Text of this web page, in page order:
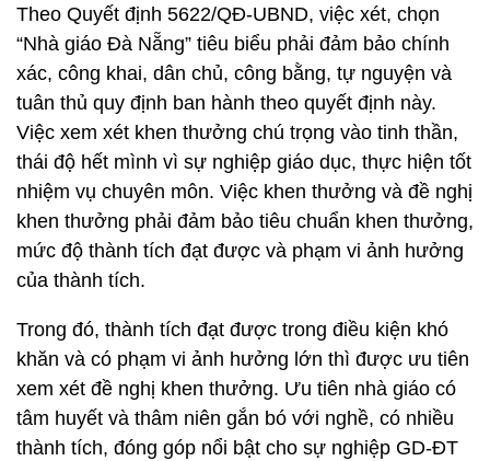
Theo Quyết định 5622/QĐ-UBND, việc xét, chọn
“Nhà giáo Đà Nẵng” tiêu biểu phải đảm bảo chính
xác, công khai, dân chủ, công bằng, tự nguyện và
tuân thủ quy định ban hành theo quyết định này.
Việc xem xét khen thưởng chú trọng vào tinh thần,
thái độ hết mình vì sự nghiệp giáo dục, thực hiện tốt
nhiệm vụ chuyên môn. Việc khen thưởng và đề nghị
khen thưởng phải đảm bảo tiêu chuẩn khen thưởng,
mức độ thành tích đạt được và phạm vi ảnh hưởng
của thành tích.
Trong đó, thành tích đạt được trong điều kiện khó
khăn và có phạm vi ảnh hưởng lớn thì được ưu tiên
xem xét đề nghị khen thưởng. Ưu tiên nhà giáo có
tâm huyết và thâm niên gắn bó với nghề, có nhiều
thành tích, đóng góp nổi bật cho sự nghiệp GD-ĐT